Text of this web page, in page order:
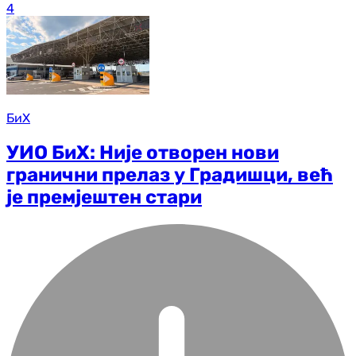
4
БиХ
УИО БиХ: Није отворен нови
гранични прелаз у Градишци, већ
је премјештен стари